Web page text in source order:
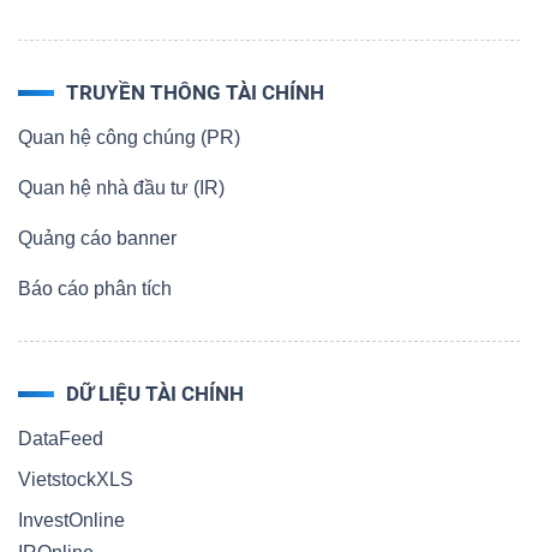
TRUYỀN THÔNG TÀI CHÍNH
Quan hệ công chúng (PR)
Quan hệ nhà đầu tư (IR)
Quảng cáo banner
Báo cáo phân tích
DỮ LIỆU TÀI CHÍNH
DataFeed
VietstockXLS
InvestOnline